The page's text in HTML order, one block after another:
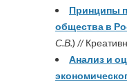
Принципы
общества в
С.В.) //
Анализ и